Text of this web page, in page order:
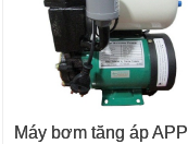
THÊM VÀO GIỎ HÀNG
Máy bơm tăng áp APP